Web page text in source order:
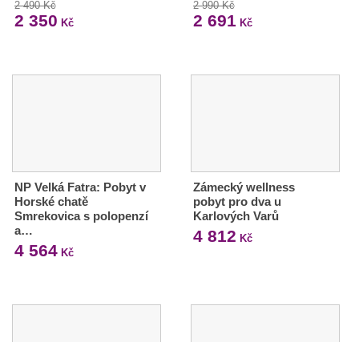
2 490 Kč
2 350 Kč
2 990 Kč
2 691 Kč
NP Velká Fatra: Pobyt v
Horské chatě
Smrekovica s polopenzí
a…
4 564 Kč
Zámecký wellness
pobyt pro dva u
Karlových Varů
4 812 Kč